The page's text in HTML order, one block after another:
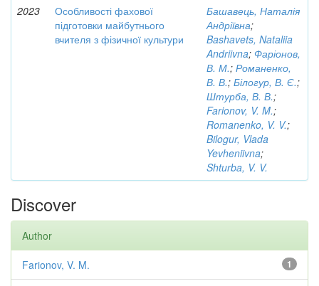
2023
Особливості фахової
підготовки майбутнього
вчителя з фізичної культури
Башавець, Наталія
Андріївна;
Bashavets, Nataliia
Andriivna; Фаріонов,
В. М.; Романенко,
В. В.; Білогур, В. Є.;
Штурба, В. В.;
Farionov, V. M.;
Romanenko, V. V.;
Bilogur, Vlada
Yevheniivna;
Shturba, V. V.
Discover
Author
1
Farionov, V. M.